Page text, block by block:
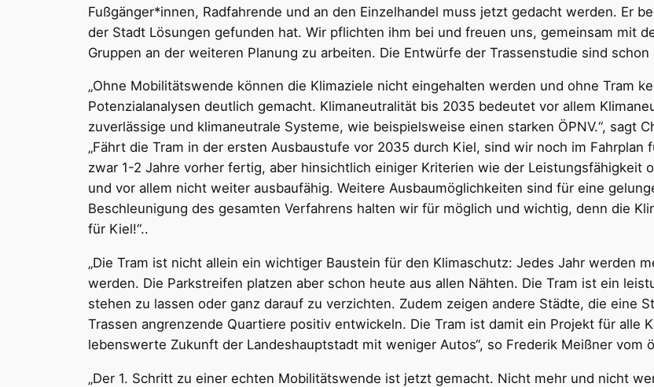
Fußgänger*innen, Radfahrende und an den Einzelhandel muss jetzt gedacht werden. Er
der Stadt Lösungen gefunden hat. Wir pflichten ihm bei und freuen uns, gemeinsam mit
Gruppen an der weiteren Planung zu arbeiten. Die Entwürfe der Trassenstudie sind schon
„Ohne Mobilitätswende können die Klimaziele nicht eingehalten werden und ohne Tram
Potenzialanalysen deutlich gemacht. Klimaneutralität bis 2035 bedeutet vor allem
zuverlässige und klimaneutrale Systeme, wie beispielsweise einen starken ÖPNV.“, sagt
„Fährt die Tram in der ersten Ausbaustufe vor 2035 durch Kiel, sind wir noch im
zwar 1-2 Jahre vorher fertig, aber hinsichtlich einiger Kriterien wie der Leistungsfähigkeit
und vor allem nicht weiter ausbaufähig. Weitere Ausbaumöglichkeiten sind für eine
Beschleunigung des gesamten Verfahrens halten wir für möglich und wichtig, denn die
für Kiel!“..
„Die Tram ist nicht allein ein wichtiger Baustein für den Klimaschutz: Jedes Jahr werden
werden. Die Parkstreifen platzen aber schon heute aus allen Nähten. Die Tram ist ein
stehen zu lassen oder ganz darauf zu verzichten. Zudem zeigen andere Städte, die eine
Trassen angrenzende Quartiere positiv entwickeln. Die Tram ist damit ein Projekt für alle
lebenswerte Zukunft der Landeshauptstadt mit weniger Autos“, so Frederik Meißner vom
„Der 1. Schritt zu einer echten Mobilitätswende ist jetzt gemacht. Nicht mehr und nicht